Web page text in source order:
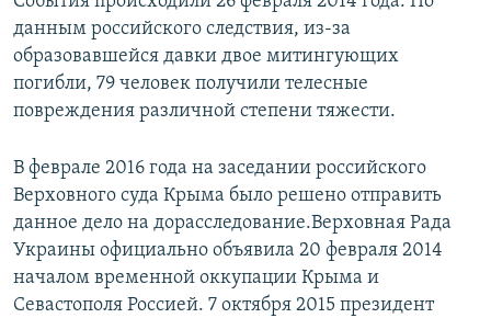
данным российского следствия, из-за
образовавшейся давки двое митингующих
погибли, 79 человек получили телесные
повреждения различной степени тяжести.
В феврале 2016 года на заседании российского
Верховного суда Крыма было решено отправить
данное дело на дорасследование.Верховная Рада
Украины официально объявила 20 февраля 2014
началом временной оккупации Крыма и
Севастополя Россией. 7 октября 2015 президент